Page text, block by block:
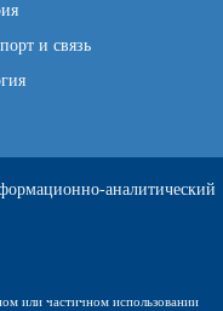
и связь
аналитический
или частичном использовании